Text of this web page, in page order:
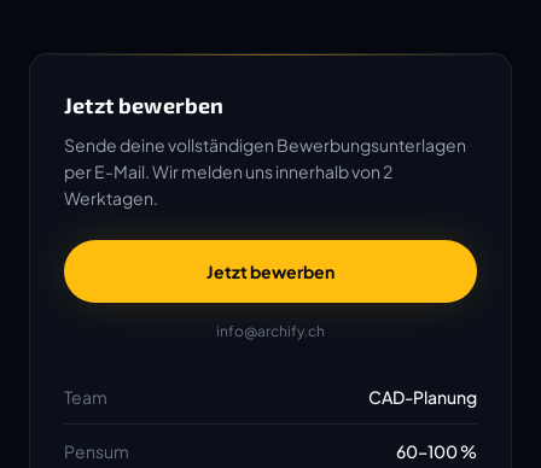
Jetzt bewerben
Sende deine vollständigen Bewerbungsunterlagen
per E-Mail. Wir melden uns innerhalb von 2
Werktagen.
Jetzt bewerben
info@archify.ch
Team CAD-Planung
Pensum 60–100 %